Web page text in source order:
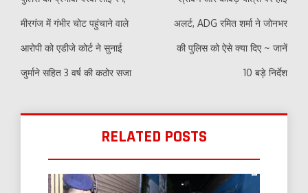
मीरगंज में गंभीर चोट पहुंचाने वाले
आरोपी को एडीजे कोर्ट ने सुनाई
जुर्माने सहित 3 वर्ष की कठोर सजा
अलर्ट, ADG रमित शर्मा ने जोनभर
की पुलिस को ऐसे क्या दिए ~ जानें
10 बड़े निर्देश
RELATED POSTS